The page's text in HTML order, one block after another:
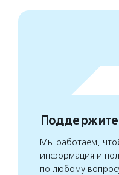
Мы работаем,
информация и
по любому